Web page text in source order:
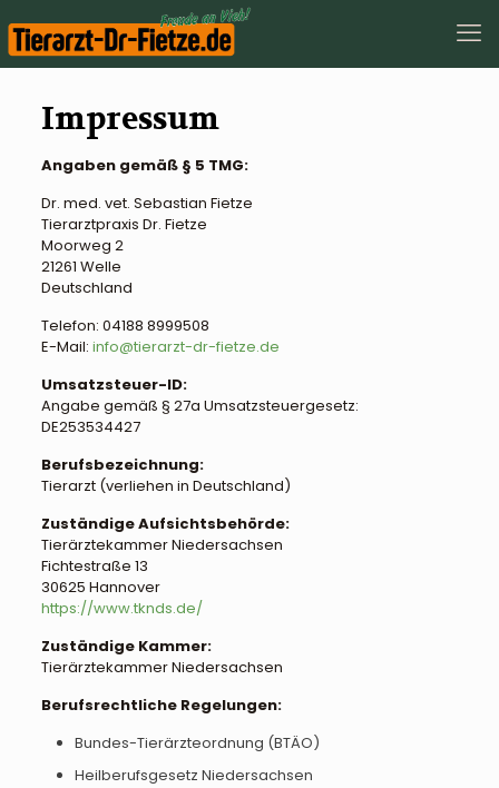
Impressum
Angaben gemäß § 5 TMG:
Dr. med. vet. Sebastian Fietze
Tierarztpraxis Dr. Fietze
Moorweg 2
21261 Welle
Deutschland
Telefon: 04188 8999508
E-Mail: info@tierarzt-dr-fietze.de
Umsatzsteuer-ID:
Angabe gemäß § 27a Umsatzsteuergesetz:
DE253534427
Berufsbezeichnung:
Tierarzt (verliehen in Deutschland)
Zuständige Aufsichtsbehörde:
Tierärztekammer Niedersachsen
Fichtestraße 13
30625 Hannover
https://www.tknds.de/
Zuständige Kammer:
Tierärztekammer Niedersachsen
Berufsrechtliche Regelungen:
Bundes-Tierärzteordnung (BTÄO)
Heilberufsgesetz Niedersachsen